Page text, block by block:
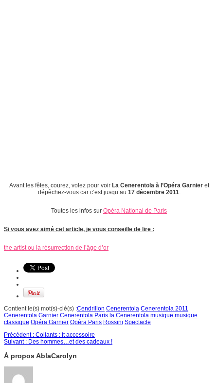
Avant les fêtes, courez, volez pour voir La Cenerentola à l’Opéra Garnieret
dépêchez-vous car c’est jusqu’au 17 décembre 2011.
Toutes les infos sur Opéra National de Paris
Si vous avez aimé cet article, je vous conseille de lire :
the artist ou la résurrection de l’âge d’or
Contient le(s) mot(s)-clé(s) :Cendrillon Cenerentola Cenerentola 2011
Cenerentola Garnier Cenerentola Paris la Cenerentola musique musique
classique Opéra Garnier Opéra Paris Rossini Spectacle
Précédent : Collants : It accessoire
Suivant : Des hommes…et des cadeaux !
À propos AblaCarolyn